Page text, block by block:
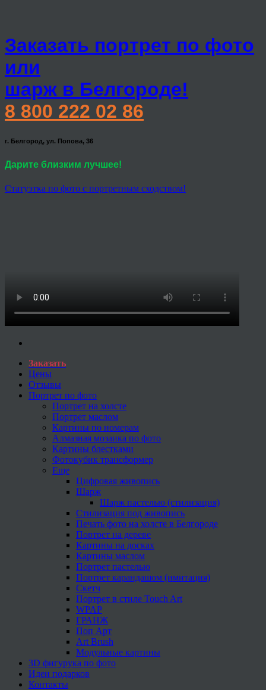
Заказать портрет по фото
или
шарж в Белгороде!
8 800 222 02 86
г. Белгород, ул. Попова, 36
Дарите близким лучшее!
Статуэтка по фото с портретным сходством!
Заказать
Цены
Отзывы
Портрет по фото
Портрет на холсте
Портрет маслом
Картины по номерам
Алмазная мозаика по фото
Картины блестками
Фотокубик трансформер
Еще
Цифровая живопись
Шарж
Шарж пастелью (стилизация)
Стилизация под живопись
Печать фото на холсте в Белгороде
Портрет на дереве
Картины на досках
Картины маслом
Портрет пастелью
Портрет карандашом (имитация)
Скетч
Портрет в стиле Touch Art
WPAP
ГРАНЖ
Поп Арт
Art Brush
Модульные картины
3D фигурука по фото
Идеи подарков
Контакты